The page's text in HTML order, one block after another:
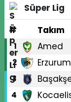
Süper Lig
#
Takım
1 Amed
2
3
4